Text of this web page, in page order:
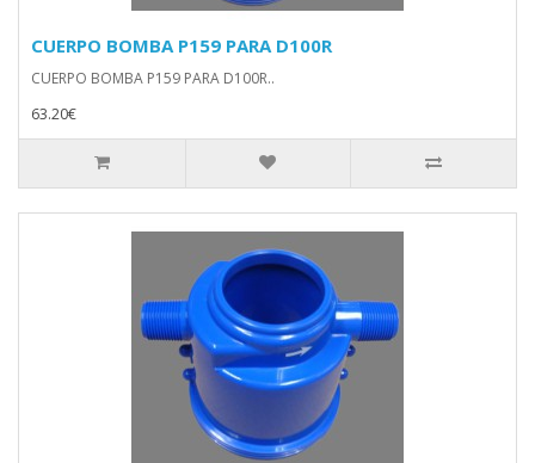
CUERPO BOMBA P159 PARA D100R
CUERPO BOMBA P159 PARA D100R..
63.20€